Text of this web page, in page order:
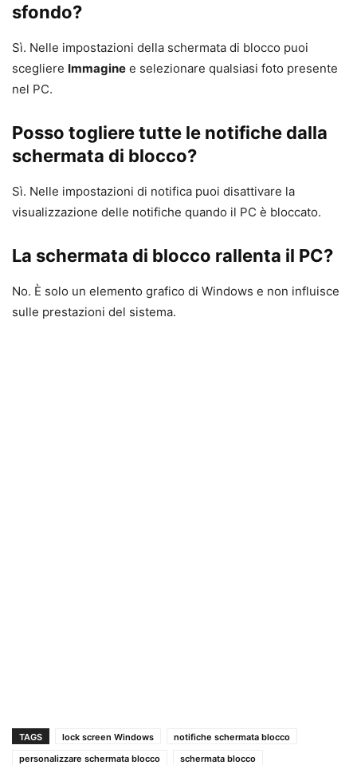
sfondo?
Sì. Nelle impostazioni della schermata di blocco puoi
scegliere Immagine e selezionare qualsiasi foto presente
nel PC.
Posso togliere tutte le notifiche dalla
schermata di blocco?
Sì. Nelle impostazioni di notifica puoi disattivare la
visualizzazione delle notifiche quando il PC è bloccato.
La schermata di blocco rallenta il PC?
No. È solo un elemento grafico di Windows e non influisce
sulle prestazioni del sistema.
TAGS lock screen Windows
notifiche schermata blocco
personalizzare schermata blocco
schermata blocco